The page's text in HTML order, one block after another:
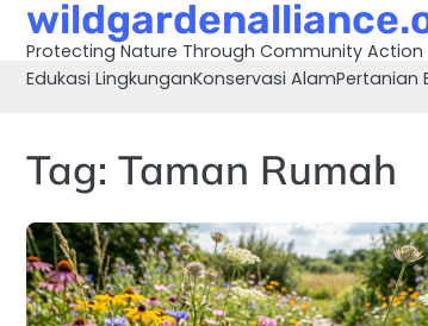
Skip
content
Protecting Nature Through Community Action
Edukasi LingkunganKonservasi AlamPertanian
Tag: Taman Rumah